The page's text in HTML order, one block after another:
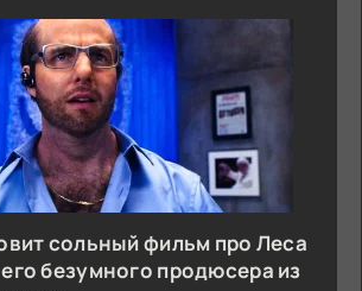
сольный фильм про Леса
безумного продюсера из